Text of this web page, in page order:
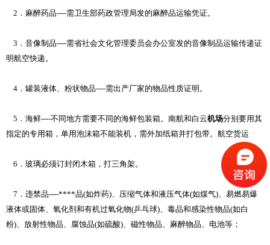
2．麻醉药品----需卫生部药政管理局发的麻醉品运输凭证。
3．音像制品----需省社会文化管理委员会办公室发的音像制品运输传递证
明航空快递。
4．罐装液体、粉状物品----需出产厂家的物品性质证明。
5． 海鲜----不同地方需要不同的海鲜包装箱。南航和白云机场分别要用其
指定的专用箱，单用泡沫箱不能装机，需外加纸箱并打包带。 航空货运
6．玻璃必须订封闭木箱，打三角架。
7．违禁品----****品(如炸药)、压缩气体和液压气体(如煤气)、易燃易爆
液体或固体、氧化剂和有机过氧化物(乒乓球)、毒品和感染性物品(如白
粉)、放射性物品、腐蚀品(如硫酸)、磁性物品、麻醉物品、电池等；